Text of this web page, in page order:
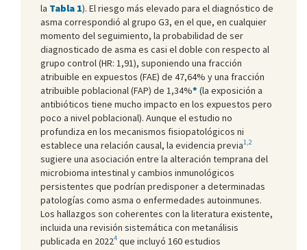
la Tabla 1). El riesgo más elevado para el diagnóstico de
asma correspondió al grupo G3, en el que, en cualquier
momento del seguimiento, la probabilidad de ser
diagnosticado de asma es casi el doble con respecto al
grupo control (HR: 1,91), suponiendo una fracción
atribuible en expuestos (FAE) de 47,64% y una fracción
atribuible poblacional (FAP) de 1,34%* (la exposición a
antibióticos tiene mucho impacto en los expuestos pero
poco a nivel poblacional). Aunque el estudio no
profundiza en los mecanismos fisiopatológicos ni
establece una relación causal, la evidencia previa1,2
sugiere una asociación entre la alteración temprana del
microbioma intestinal y cambios inmunológicos
persistentes que podrían predisponer a determinadas
patologías como asma o enfermedades autoinmunes.
Los hallazgos son coherentes con la literatura existente,
incluida una revisión sistemática con metanálisis
publicada en 20224 que incluyó 160 estudios